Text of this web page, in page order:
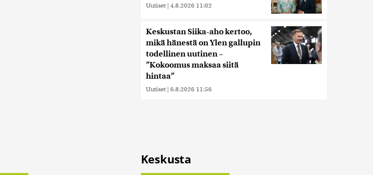
Uutiset | 4.8.2026 11:02
Keskustan Siika-aho kertoo,
mikä hänestä on Ylen gallupin
todellinen uutinen –
”Kokoomus maksaa siitä
hintaa”
Uutiset | 6.8.2026 11:56
Keskusta